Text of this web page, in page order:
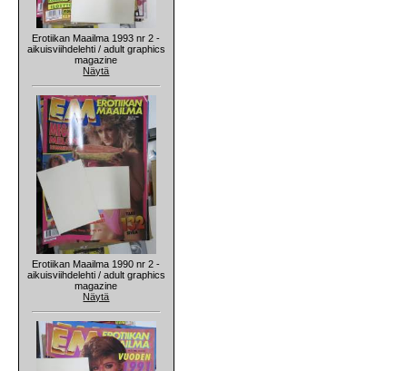
Erotiikan Maailma 1993 nr 2 -
aikuisviihdelehti / adult graphics
magazine
Näytä
Erotiikan Maailma 1990 nr 2 -
aikuisviihdelehti / adult graphics
magazine
Näytä